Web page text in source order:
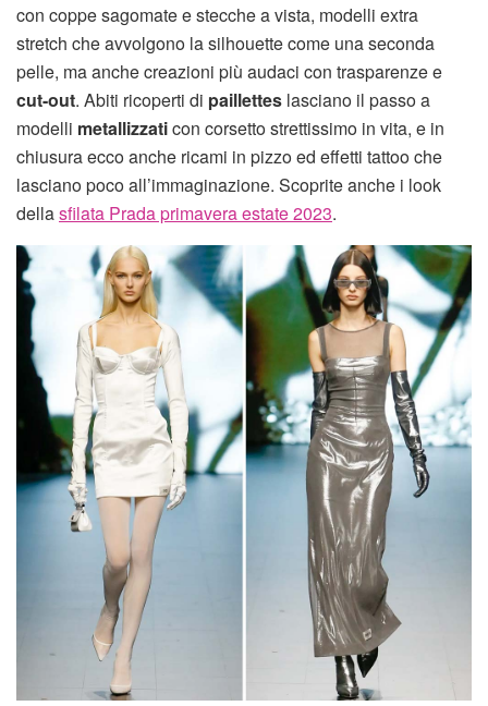
con coppe sagomate e stecche a vista, modelli extra
stretch che avvolgono la silhouette come una seconda
pelle, ma anche creazioni più audaci con trasparenze e
cut-out. Abiti ricoperti di paillettes lasciano il passo a
modelli metallizzaticon corsetto strettissimo in vita, e in
chiusura ecco anche ricami in pizzo ed effetti tattoo che
lasciano poco all’immaginazione. Scoprite anche i look
dellasfilata Prada primavera estate 2023.